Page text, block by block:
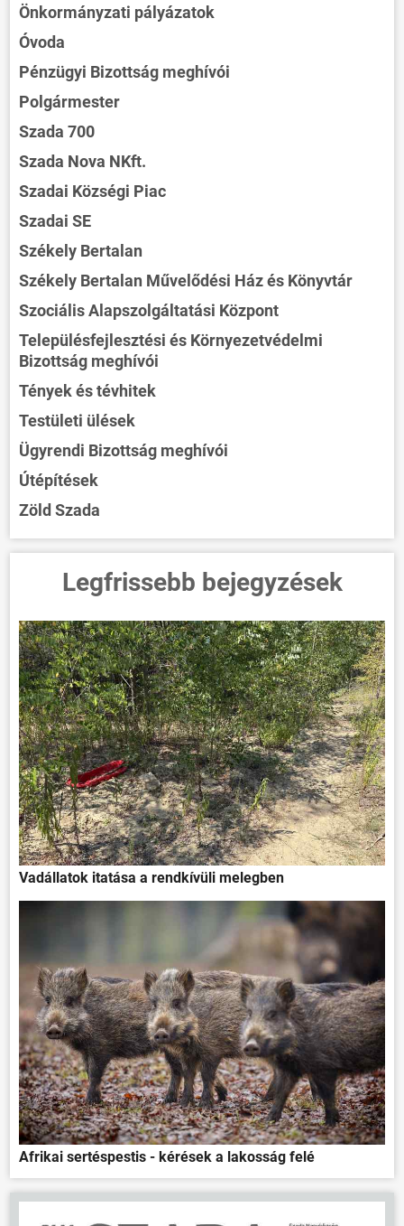
Önkormányzati pályázatok
Óvoda
Pénzügyi Bizottság meghívói
Polgármester
Szada 700
Szada Nova NKft.
Szadai Községi Piac
Szadai SE
Székely Bertalan
Székely Bertalan Művelődési Ház és Könyvtár
Szociális Alapszolgáltatási Központ
Településfejlesztési és Környezetvédelmi
Bizottság meghívói
Tények és tévhitek
Testületi ülések
Ügyrendi Bizottság meghívói
Útépítések
Zöld Szada
Legfrissebb bejegyzések
Vadállatok itatása a rendkívüli melegben
Afrikai sertéspestis - kérések a lakosság felé